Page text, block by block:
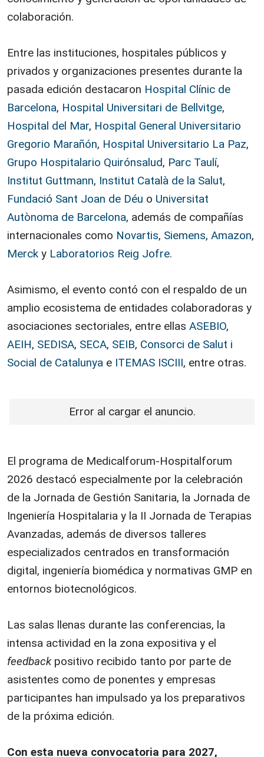
colaboración.
Entre las instituciones, hospitales públicos y
privados y organizaciones presentes durante la
pasada edición destacaron Hospital Clínic de
Barcelona, Hospital Universitari de Bellvitge,
Hospital del Mar, Hospital General Universitario
Gregorio Marañón, Hospital Universitario La Paz,
Grupo Hospitalario Quirónsalud, Parc Taulí,
Institut Guttmann, Institut Català de la Salut,
Fundació Sant Joan de Déu o Universitat
Autònoma de Barcelona, además de compañías
internacionales como Novartis, Siemens, Amazon,
Merck y Laboratorios Reig Jofre.
Asimismo, el evento contó con el respaldo de un
amplio ecosistema de entidades colaboradoras y
asociaciones sectoriales, entre ellas ASEBIO,
AEIH, SEDISA, SECA, SEIB, Consorci de Salut i
Social de Catalunya e ITEMAS ISCIII, entre otras.
Error al cargar el anuncio.
El programa de Medicalforum-Hospitalforum
2026 destacó especialmente por la celebración
de la Jornada de Gestión Sanitaria, la Jornada de
Ingeniería Hospitalaria y la II Jornada de Terapias
Avanzadas, además de diversos talleres
especializados centrados en transformación
digital, ingeniería biomédica y normativas GMP en
entornos biotecnológicos.
Las salas llenas durante las conferencias, la
intensa actividad en la zona expositiva y el
feedback positivo recibido tanto por parte de
asistentes como de ponentes y empresas
participantes han impulsado ya los preparativos
de la próxima edición.
Con esta nueva convocatoria para 2027,